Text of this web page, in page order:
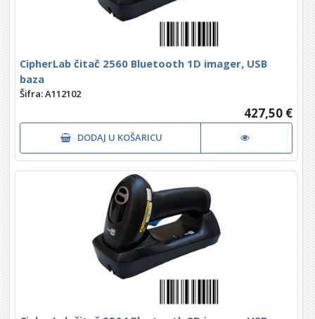
CipherLab čitač 2560 Bluetooth 1D imager, USB
baza
Šifra: A112102
427,50 €
DODAJ U KOŠARICU